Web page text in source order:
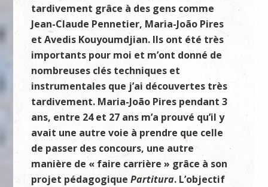
tardivement grâce à des gens comme
Jean-Claude Pennetier, Maria-João Pires
et Avedis Kouyoumdjian. Ils ont été très
importants pour moi et m’ont donné de
nombreuses clés techniques et
instrumentales que j’ai découvertes très
tardivement. Maria-João Pires pendant 3
ans, entre 24 et 27 ans m’a prouvé qu’il y
avait une autre voie à prendre que celle
de passer des concours, une autre
manière de « faire carrière » grâce à son
projet pédagogiquePartitura. L’objectif